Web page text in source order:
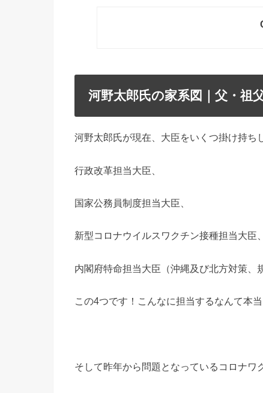
河野太郎氏の家系図｜父・祖
河野太郎氏が現在、大臣をいくつ掛け持ち
行政改革担当大臣、
国家公務員制度担当大臣、
新型コロナウイルスワクチン接種担当大臣、
内閣府特命担当大臣（沖縄及び北方対策、
この4つです！こんなに担当するなんて本当
そして昨年から問題となっているコロナワ